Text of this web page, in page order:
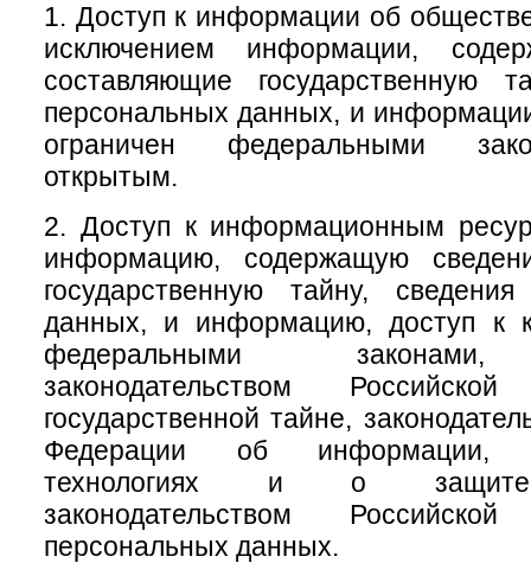
1. Доступ к информации об
исключением информации,
составляющие государственную
персональных данных, и
ограничен федеральными
открытым.
2. Доступ к информационным
информацию, содержащую
государственную тайну,
данных, и информацию, доступ к
федеральными законами,
законодательством
государственной тайне,
Федерации об информации,
технологиях и о защите
законодательством
персональных данных.